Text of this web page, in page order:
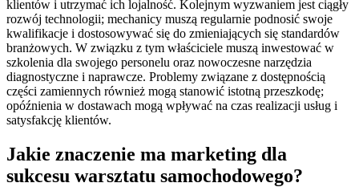
klientów i utrzymać ich lojalność. Kolejnym wyzwaniem jest ciągły
rozwój technologii; mechanicy muszą regularnie podnosić swoje
kwalifikacje i dostosowywać się do zmieniających się standardów
branżowych. W związku z tym właściciele muszą inwestować w
szkolenia dla swojego personelu oraz nowoczesne narzędzia
diagnostyczne i naprawcze. Problemy związane z dostępnością
części zamiennych również mogą stanowić istotną przeszkodę;
opóźnienia w dostawach mogą wpływać na czas realizacji usług i
satysfakcję klientów.
Jakie znaczenie ma marketing dla
sukcesu warsztatu samochodowego?